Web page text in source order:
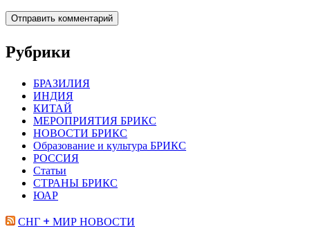
Рубрики
БРАЗИЛИЯ
ИНДИЯ
КИТАЙ
МЕРОПРИЯТИЯ БРИКС
НОВОСТИ БРИКС
Образование и культура БРИКС
РОССИЯ
Статьи
СТРАНЫ БРИКС
ЮАР
СНГ + МИР НОВОСТИ